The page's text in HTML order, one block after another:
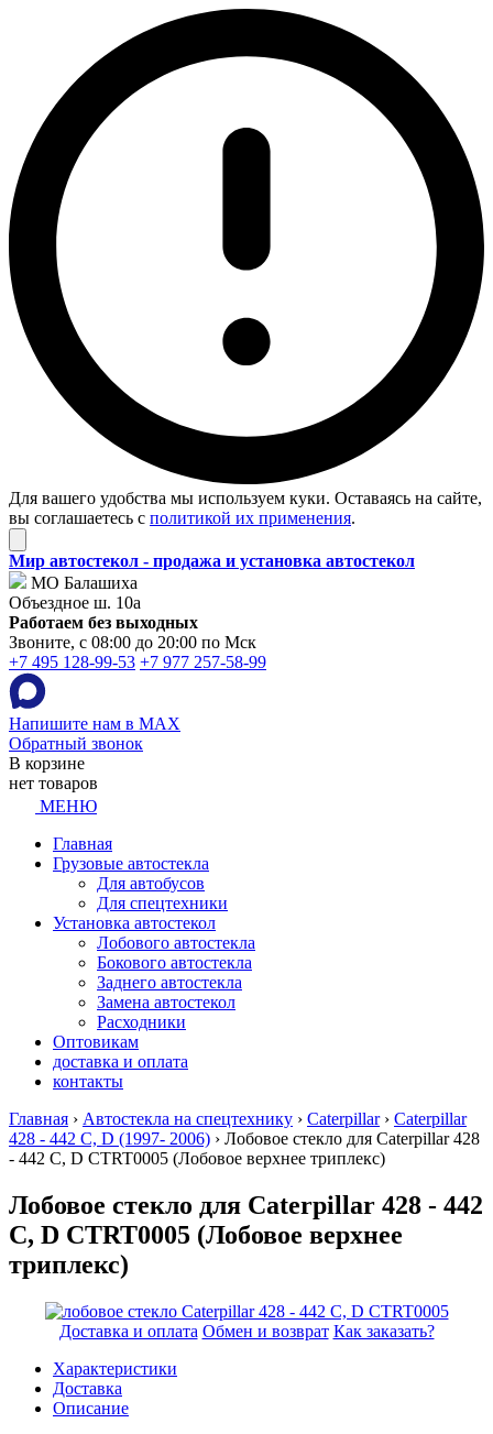
Для вашего удобства мы используем куки. Оставаясь на сайте,
вы соглашаетесь с политикой их применения.
Мир автостекол - продажа и установка автостекол
МО Балашиха
Объездное ш. 10а
Работаем без выходных
Звоните, с 08:00 до 20:00 по Мск
+7 495 128-99-53 +7 977 257-58-99
Напишите нам в MAX
Обратный звонок
В корзине
нет товаров
МЕНЮ
Главная
Грузовые автостекла
Для автобусов
Для спецтехники
Установка автостекол
Лобового автостекла
Бокового автостекла
Заднего автостекла
Замена автостекол
Расходники
Оптовикам
доставка и оплата
контакты
Главная › Автостекла на спецтехнику › Caterpillar› Caterpillar
428 - 442 C, D (1997- 2006) › Лобовое стекло для Caterpillar 428
- 442 C, D CTRT0005 (Лобовое верхнее триплекс)
Лобовое стекло для Caterpillar 428 - 442
C, D CTRT0005 (Лобовое верхнее
триплекс)
Доставка и оплата Обмен и возврат Как заказать?
Характеристики
Доставка
Описание